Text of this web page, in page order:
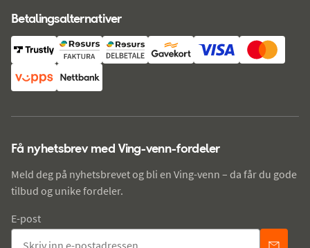
Betalingsalternativer
Få nyhetsbrev med Ving-venn-fordeler
Meld deg på nyhetsbrevet og bli en Ving-venn – da får du gode
tilbud og unike fordeler.
E-post